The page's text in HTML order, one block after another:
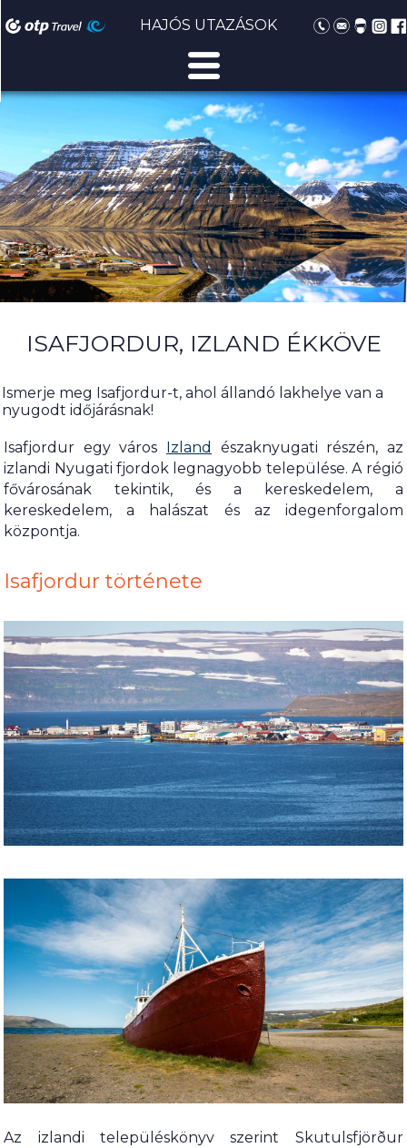
HAJÓS UTAZÁSOK
ISAFJORDUR, IZLAND ÉKKÖVE
Ismerje meg Isafjordur-t, ahol állandó lakhelye van a
nyugodt időjárásnak!
Isafjordur egy város Izland
északnyugati részén, az
izlandi Nyugati fjordok legnagyobb települése. A régió
fővárosának tekintik, és a kereskedelem, a
kereskedelem, a halászat és az idegenforgalom
központja.
Isafjordur története
Az izlandi településkönyv szerint Skutulsfjörður